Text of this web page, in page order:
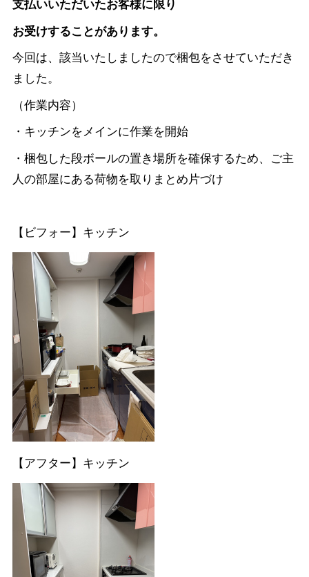
支払いいただいたお客様に限り
お受けすることがあります。
今回は、該当いたしましたので梱包をさせていただき
ました。
（作業内容）
・キッチンをメインに作業を開始
・梱包した段ボールの置き場所を確保するため、ご主
人の部屋にある荷物を取りまとめ片づけ
【ビフォー】キッチン
【アフター】キッチン